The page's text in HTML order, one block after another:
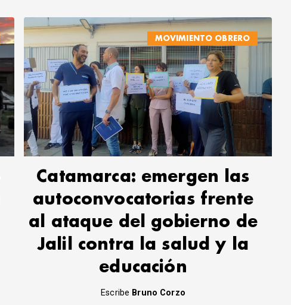
MOVIMIENTO OBRERO
Catamarca: emergen las
autoconvocatorias frente
al ataque del gobierno de
Jalil contra la salud y la
educación
Escribe Bruno Corzo